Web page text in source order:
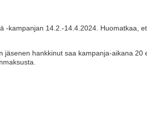
kampanjan 14.2.-14.4.2024. Huomatkaa,
hankkinut saa kampanja-aikana 20